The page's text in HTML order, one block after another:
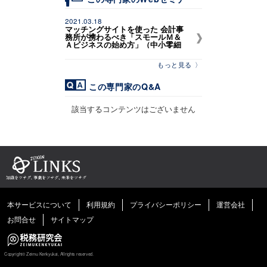
2021.03.18
マッチングサイトを使った 会計事
務所が携わるべき「スモールＭ＆
Ａビジネスの始め方」（中小零細
企業を支える会計事務所向けセミ
もっと見る
この専門家のQ&A
該当するコンテンツはございません
本サービスについて 利用規約 プライバシーポリシー
運営会社
お問合せ
サイトマップ
Copyright© Zeimu Kenkyukai, Allrights reserved.